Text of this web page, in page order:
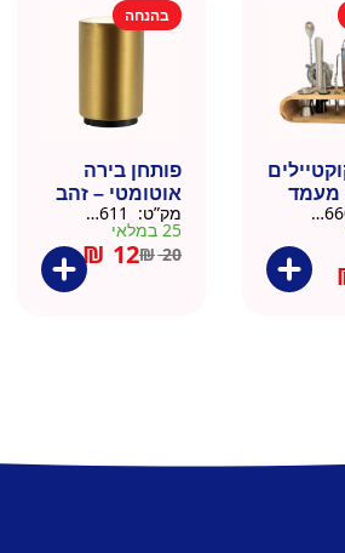
– מעמד
בהנחה
פותחן בירה
אוטומטי – זהב
מק”ט:
25 במלאי
₪20
₪ 12